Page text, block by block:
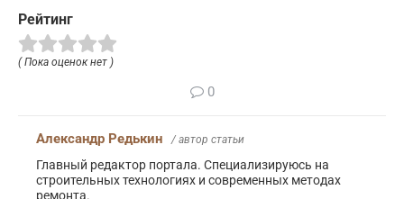
Рейтинг
( Пока оценок нет )
0
Александр Редькин / автор статьи
Главный редактор портала. Специализируюсь на
строительных технологиях и современных методах
ремонта.